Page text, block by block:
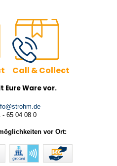
Call & Collect
Eure Ware vor.
- 65 04 08 0
vor Ort: